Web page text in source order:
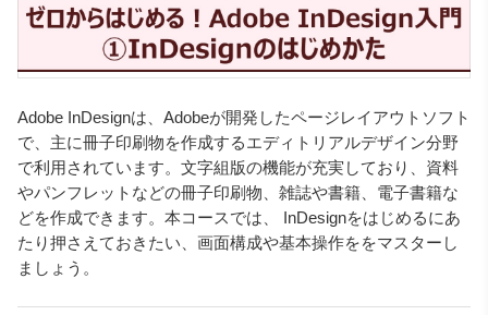
Adobe InDesignは、Adobeが開発したページレイアウトソフト
で、主に冊子印刷物を作成するエディトリアルデザイン分野
で利用されています。文字組版の機能が充実しており、資料
やパンフレットなどの冊子印刷物、雑誌や書籍、電子書籍な
どを作成できます。本コースでは、 InDesignをはじめるにあ
たり押さえておきたい、画面構成や基本操作ををマスターし
ましょう。